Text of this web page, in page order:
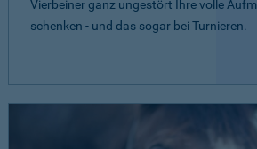
Vierbeiner ganz ungestört Ihre volle
schenken - und das sogar bei Turnieren.